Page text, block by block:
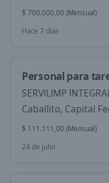
$ 700.000,00 (Mensual)
Hace 7 días
Personal para
SERVILIMP
Caballito, Capital
$ 111.111,00 (Mensual)
24 de julio